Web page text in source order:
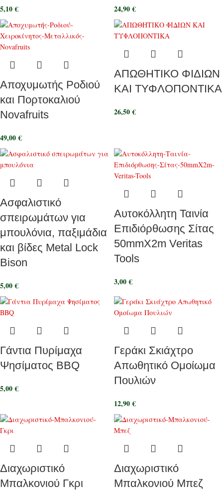
5,10€ 24,90€
Αποχυμωτής Ροδιού
και Πορτοκαλιού
Novafruits
49,00€
ΑΠΩΘΗΤΙΚΟ ΦΙΔΙΩΝ
ΚΑΙ ΤΥΦΛΟΠΟΝΤΙΚΑ
26,50€
Ασφαλιστικό
σπειρωμάτων για
μπουλόνια, παξιμάδια
και βίδες Metal Lock
Bison
5,00€
Αυτοκόλλητη Ταινία
Επιδιόρθωσης Σίτας
50mmX2m Veritas
Tools
3,00€
Γάντια Πυρίμαχα
Ψησίματος BBQ
5,00€
Γεράκι Σκιάχτρο
Απωθητικό Ομοίωμα
Πουλιών
12,90€
Διαχωριστικό
Μπαλκονιού Γκρι
Διαχωριστικό
Μπαλκονιού Μπεζ